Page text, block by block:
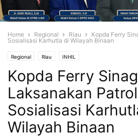
Home Regional Riau
Kopda Ferry
Sosialisasi Karhutla di Wilayah Binaan
Regional Riau INHIL
Kopda Ferry
Laksanakan
Sosialisasi
Wilayah Binaan